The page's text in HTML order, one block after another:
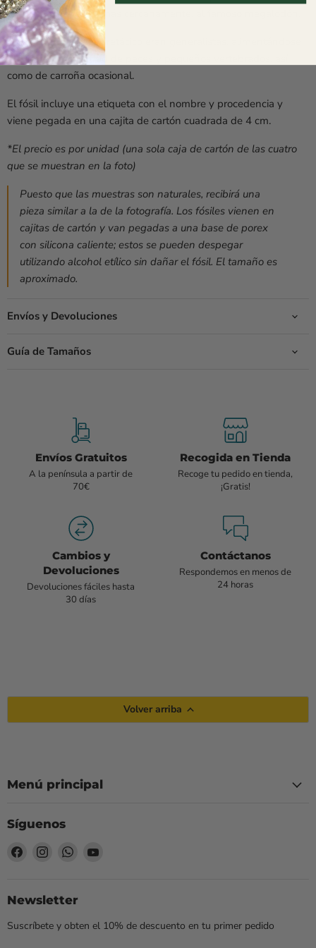
tiburones blancos y más cercanamente, al famoso megalodón.
Estos tiburones del Cretácico eran generalistas, alimentándose
de una gran variedad de peces y pequeños vertebrados, así
como de carroña ocasional.
El fósil incluye una etiqueta con el nombre y procedencia y
viene pegada en una cajita de cartón cuadrada de 4 cm.
*El precio es por unidad (una sola caja de cartón de las cuatro
que se muestran en la foto)
Puesto que las muestras son naturales, recibirá una
pieza similar a la de la fotografía. Los fósiles vienen en
cajitas de cartón y van pegadas a una base de porex
con silicona caliente; estos se pueden despegar
utilizando alcohol etílico sin dañar el fósil. El tamaño es
aproximado.
Envíos y Devoluciones
Guía de Tamaños
Envíos Gratuitos
A la península a partir de
70€
Recogida en Tienda
Recoge tu pedido en tienda,
¡Gratis!
Cambios y
Devoluciones
Devoluciones fáciles hasta
30 días
Contáctanos
Respondemos en menos de
24 horas
Volver arriba
Menú principal
Síguenos
EncuéntrenosEncuéntrenosEncuéntrenos
Newsletter
Suscríbete y obten el 10% de descuento en tu primer pedido